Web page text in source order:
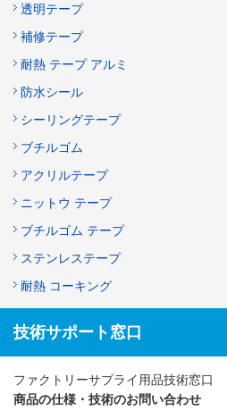
透明テープ
補修テープ
耐熱 テープ アルミ
防水シール
シーリングテープ
ブチルゴム
アクリルテープ
ニットウ テープ
ブチルゴム テープ
ステンレステープ
耐熱 コーキング
技術サポート窓口
ファクトリーサプライ用品技術窓口
商品の仕様・技術のお問い合わせ